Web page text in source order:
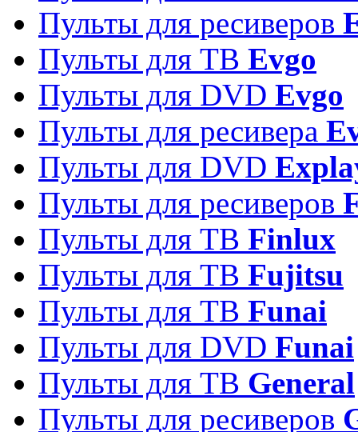
Пульты для ресиверов
Пульты для ТВ Evgo
Пульты для DVD Evgo
Пульты для ресивера
Пульты для DVD
Пульты для ресиверов
Пульты для ТВ Finlux
Пульты для ТВ Fujitsu
Пульты для ТВ Funai
Пульты для DVD Funai
Пульты для ТВ General
Пульты для ресиверов